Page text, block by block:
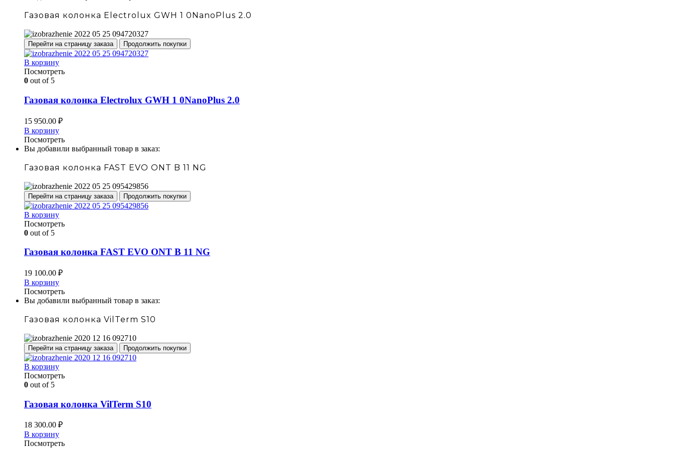
Газовая колонка Electrolux GWH 1 0NanoPlus 2.0
Перейти на страницу заказа Продолжить покупки
В корзину
Посмотреть
0 out of 5
Газовая колонка Electrolux GWH 1 0NanoPlus 2.0
15 950.00 ₽
В корзину
Посмотреть
Вы добавили выбранный товар в заказ:
Газовая колонка FAST EVO ONT B 11 NG
Перейти на страницу заказа Продолжить покупки
В корзину
Посмотреть
0 out of 5
Газовая колонка FAST EVO ONT B 11 NG
19 100.00 ₽
В корзину
Посмотреть
Вы добавили выбранный товар в заказ:
Газовая колонка VilTerm S10
Перейти на страницу заказа Продолжить покупки
В корзину
Посмотреть
0 out of 5
Газовая колонка VilTerm S10
18 300.00 ₽
В корзину
Посмотреть